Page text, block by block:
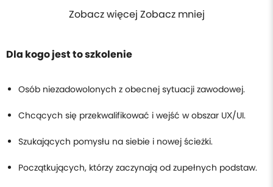
Zobacz więcej Zobacz mniej
Dla kogo jest to szkolenie
Osób niezadowolonych z obecnej sytuacji zawodowej.
Chcących się przekwalifikować i wejść w obszar UX/UI.
Szukających pomysłu na siebie i nowej ścieżki.
Początkujących, którzy zaczynają od zupełnych podstaw.